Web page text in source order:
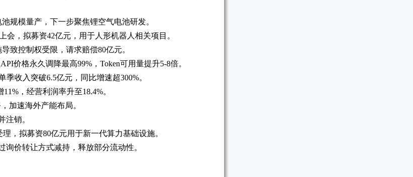
规模量产，下一步聚焦锂空气电池研发。
会，拟募资42亿元，用于人形机器人相关项目。
致控制权受限，请求赔偿80亿元。
价格永久调降最高99%，Token可用量提升5-8倍。
季收入突破6.5亿元，同比增速超300%。
，经营利润率升至18.4%。
加速海外产能布局。
注销。
，拟募资80亿元用于新一代算力基础设施。
询价转让方式减持，释放部分流动性。